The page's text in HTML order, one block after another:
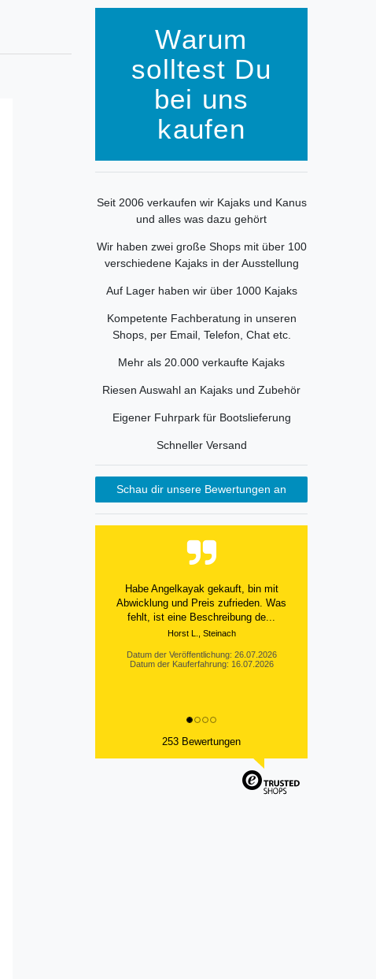
Warum
solltest Du
bei uns
kaufen
Seit 2006 verkaufen wir Kajaks und Kanus
und alles was dazu gehört
Wir haben zwei große Shops mit über 100
verschiedene Kajaks in der Ausstellung
Auf Lager haben wir über 1000 Kajaks
Kompetente Fachberatung in unseren
Shops, per Email, Telefon, Chat etc.
Mehr als 20.000 verkaufte Kajaks
Riesen Auswahl an Kajaks und Zubehör
Eigener Fuhrpark für Bootslieferung
Schneller Versand
Schau dir unsere Bewertungen an
Alles bestens
Datum der Veröffentlichung: 25.07.2026
Datum der Kauferfahrung: 18.07.2026
253 Bewertungen